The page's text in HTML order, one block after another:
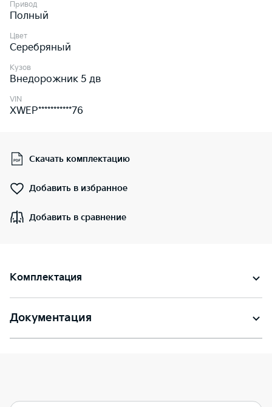
Привод
Полный
Цвет
Серебряный
Кузов
Внедорожник 5 дв
VIN
XWEP***********76
Скачать комплектацию
Добавить в избранное
Добавить в сравнение
Комплектация
Документация